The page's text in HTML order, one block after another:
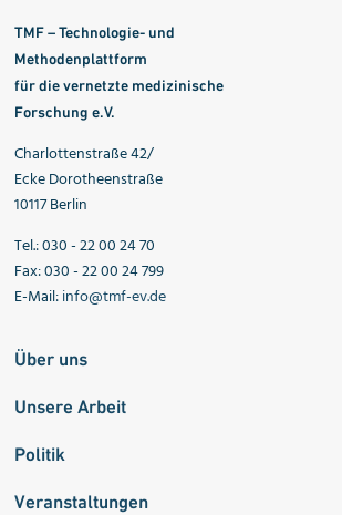
TMF – Technologie- und
Methodenplattform
für die vernetzte medizinische
Forschung e.V.
Charlottenstraße 42/
Ecke Dorotheenstraße
10117 Berlin
Tel.: 030 - 22 00 24 70
Fax: 030 - 22 00 24 799
E-Mail:info@tmf-ev.de
Über uns
Unsere Arbeit
Politik
Veranstaltungen